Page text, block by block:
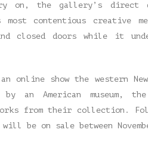
on, the gallery’s direct
most contentious creative
closed doors while it
online show the western
an American museum,
from their collection.
be on sale between